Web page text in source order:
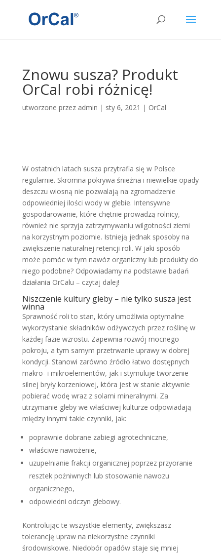
Znowu susza? Produkt
OrCal robi różnicę!
utworzone przez admin | sty 6, 2021 | OrCal
W ostatnich latach susza przytrafia się w Polsce
regularnie. Skromna pokrywa śnieżna i niewielkie opady
deszczu wiosną nie pozwalają na zgromadzenie
odpowiedniej ilości wody w glebie. Intensywne
gospodarowanie, które chętnie prowadzą rolnicy,
również nie sprzyja zatrzymywaniu wilgotności ziemi
na korzystnym poziomie. Istnieją jednak sposoby na
zwiększenie naturalnej retencji roli. W jaki sposób
może pomóc w tym nawóz organiczny lub produkty do
niego podobne? Odpowiadamy na podstawie badań
działania OrCalu – czytaj dalej!
Niszczenie kultury gleby – nie tylko susza jest
winna
Sprawność roli to stan, który umożliwia optymalne
wykorzystanie składników odżywczych przez roślinę w
każdej fazie wzrostu. Zapewnia rozwój mocnego
pokroju, a tym samym przetrwanie uprawy w dobrej
kondycji. Stanowi zarówno źródło łatwo dostępnych
makro- i mikroelementów, jak i stymuluje tworzenie
silnej bryły korzeniowej, która jest w stanie aktywnie
pobierać wodę wraz z solami mineralnymi. Za
utrzymanie gleby we właściwej kulturze odpowiadają
między innymi takie czynniki, jak:
poprawnie dobrane zabiegi agrotechniczne,
właściwe nawożenie,
uzupełnianie frakcji organicznej poprzez przyoranie
resztek pożniwnych lub stosowanie nawozu
organicznego,
odpowiedni odczyn glebowy.
Kontrolując te wszystkie elementy, zwiększasz
tolerancję upraw na niekorzystne czynniki
środowiskowe. Niedobór opadów staje się mniej